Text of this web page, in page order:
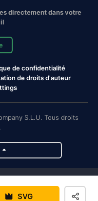
SVG
directement dans votre
de confidentialité
de droits d'auteur
S.L.U. Tous droits